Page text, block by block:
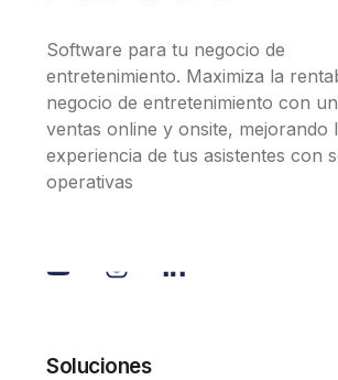
Software para tu negocio de
entretenimiento. Maximiza la
negocio de entretenimiento con
ventas online y onsite, mejorando
experiencia de tus asistentes con
operativas
Soluciones